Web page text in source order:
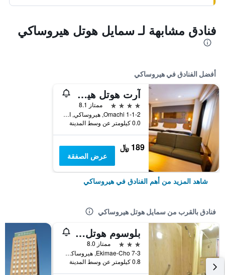
فنادق مشابهة لـ سمايل هوتل هيروساكي
أفضل الفنادق في هيروساكي
آرت هوتل هيروساكي سيتي
4 نجوم
ممتاز 8.1
1-1-2 Omachi, هيروساكي, اليابان
0.0 كيلومتر عن وسط المدينة
189 ﷼
عرض الصفقة
شاهد المزيد من أهم الفنادق في هيروساكي
فنادق بالقرب من سمايل هوتل هيروساكي
بلوسوم هوتل هيروساكي
3 نجوم
ممتاز 8.0
7-3 Ekimae-Cho, هيروساكي, اليابان
0.8 كيلومتر عن وسط المدينة